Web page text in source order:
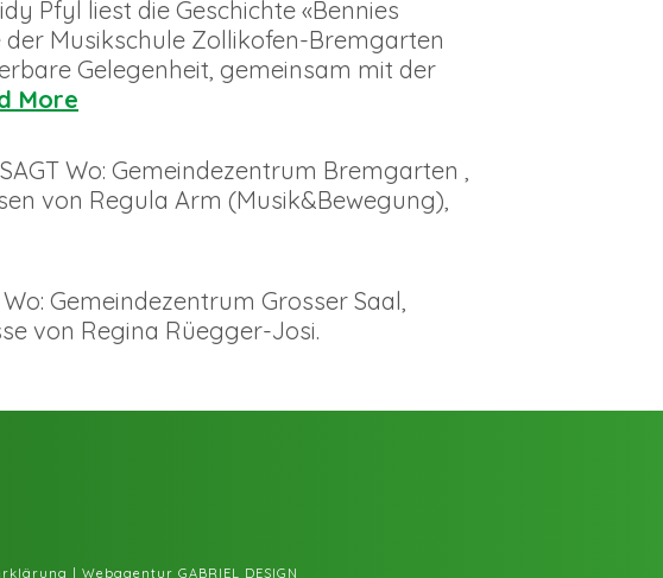
Pfyl liest die Geschichte «Bennies
Musikschule Zollikofen-Bremgarten
Gelegenheit, gemeinsam mit der
More
Wo: Gemeindezentrum Bremgarten ,
von Regula Arm (Musik&Bewegung),
Gemeindezentrum Grosser Saal,
von Regina Rüegger-Josi.
Webagentur GABRIEL DESIGN